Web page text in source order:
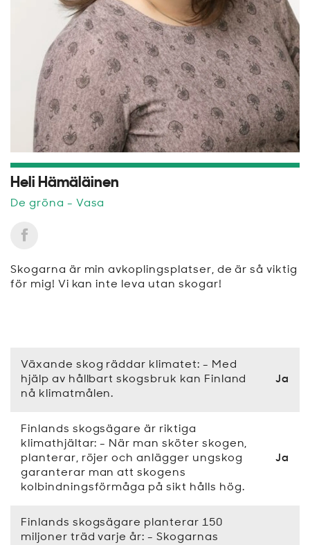
Heli Hämäläinen
De gröna - Vasa
Skogarna är min avkoplingsplatser, de är så viktig
för mig! Vi kan inte leva utan skogar!
Växande skog räddar klimatet: - Med
hjälp av hållbart skogsbruk kan Finland
nå klimatmålen.
Ja
Finlands skogsägare är riktiga
klimathjältar: - När man sköter skogen,
planterar, röjer och anlägger ungskog
garanterar man att skogens
kolbindningsförmåga på sikt hålls hög.
Ja
Finlands skogsägare planterar 150
miljoner träd varje år: - Skogarnas